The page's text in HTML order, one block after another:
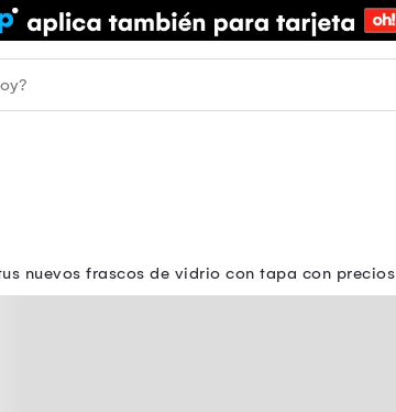
nuevos frascos de vidrio con tapa con